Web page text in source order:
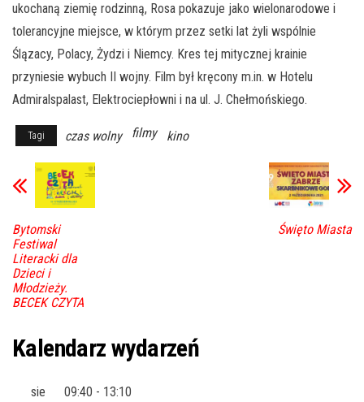
ukochaną ziemię rodzinną, Rosa pokazuje jako wielonarodowe i
tolerancyjne miejsce, w którym przez setki lat żyli wspólnie
Ślązacy, Polacy, Żydzi i Niemcy. Kres tej mitycznej krainie
przyniesie wybuch II wojny. Film był kręcony m.in. w Hotelu
Admiralspalast, Elektrociepłowni i na ul. J. Chełmońskiego.
Tagi czas wolny filmy kino
Bytomski
Festiwal
Literacki dla
Dzieci i
Młodzieży.
BECEK CZYTA
Święto Miasta
Kalendarz wydarzeń
sie
09:40 - 13:10